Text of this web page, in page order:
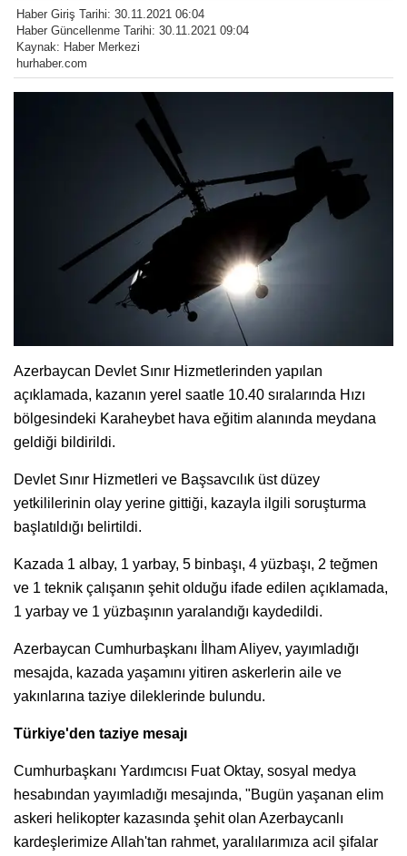
Haber Giriş Tarihi: 30.11.2021 06:04
Haber Güncellenme Tarihi: 30.11.2021 09:04
Kaynak: Haber Merkezi
hurhaber.com
Azerbaycan Devlet Sınır Hizmetlerinden yapılan
açıklamada, kazanın yerel saatle 10.40 sıralarında Hızı
bölgesindeki Karaheybet hava eğitim alanında meydana
geldiği bildirildi.
Devlet Sınır Hizmetleri ve Başsavcılık üst düzey
yetkililerinin olay yerine gittiği, kazayla ilgili soruşturma
başlatıldığı belirtildi.
Kazada 1 albay, 1 yarbay, 5 binbaşı, 4 yüzbaşı, 2 teğmen
ve 1 teknik çalışanın şehit olduğu ifade edilen açıklamada,
1 yarbay ve 1 yüzbaşının yaralandığı kaydedildi.
Azerbaycan Cumhurbaşkanı İlham Aliyev, yayımladığı
mesajda, kazada yaşamını yitiren askerlerin aile ve
yakınlarına taziye dileklerinde bulundu.
Türkiye'den taziye mesajı
Cumhurbaşkanı Yardımcısı Fuat Oktay, sosyal medya
hesabından yayımladığı mesajında, "Bugün yaşanan elim
askeri helikopter kazasında şehit olan Azerbaycanlı
kardeşlerimize Allah'tan rahmet, yaralılarımıza acil şifalar